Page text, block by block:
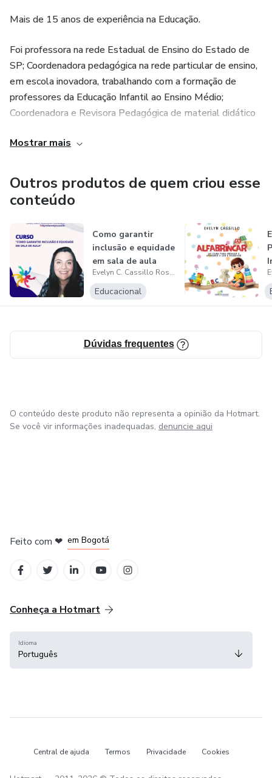
enriquecerá ainda mais sua jornada de aprendizado.
Certificação e Recursos:
Certificado de participação e acesso a materiais exclusivos
para aprimoramento contínuo.
equipará você com as ferramentas essenciais para uma
abordagem educacional!
Mais de 15 anos de experiência na Educação.
Foi professora na rede Estadual de Ensino do Estado de
SP; Coordenadora pedagógica na rede particular de ensino,
em escola inovadora, trabalhando com a formação de
professores da Educação Infantil ao Ensino Médio;
Coordenadora e Revisora Pedagógica de material didático
Pedagogia e dos cursos de Pós-graduação em
Alfabetização e Letramento e, em Educação Infantil:
conhecimento, aprendizagem e desenvolvimento. Docente
orientadora do Programa Institucional de Bolsas de
Iniciação à Docência (PIBID).
Pesquisa, escreve, ministra cursos e palestra sobre
formação de professores, culturas colaborativas nas
escolas, alfabetização e letramento, metodologias ativas
Mostrar mais
Outros produtos de quem criou esse
conteúdo
Como garantir
inclusão e equidade
em sala de aula
Evelyn C. Cassillo Rosa da Saberes do Educador
Educacional
Dúvidas frequentes
O conteúdo deste produto não representa a opinião da Hotmart.
Se você vir informações inadequadas, denuncie aqui
Feito com ❤ em Bogotá
Conheça a Hotmart
Idioma
Português
Central de ajuda Termos Privacidade Cookies